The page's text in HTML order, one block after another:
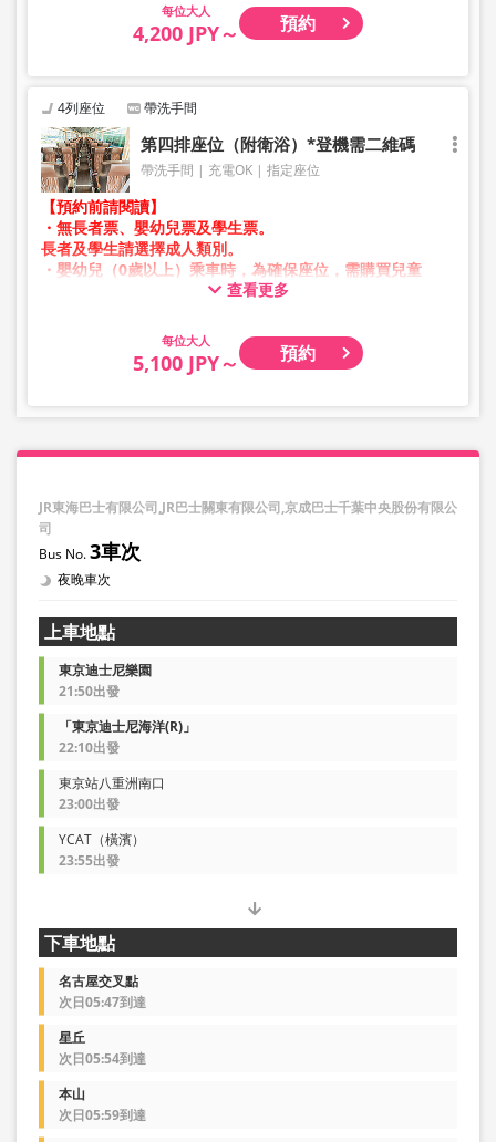
大人
4,200 JPY～ 預約
4列座位 帶洗手間
第四排座位（附衛浴）*登機需二維碼
帶洗手間 充電OK 指定座位
【預約前請閱讀】
・無長者票、嬰幼兒票及學生票。
長者及學生請選擇成人類別。
・嬰幼兒（0歲以上）乘車時，為確保座位，需購買兒童
・凌晨1點至5點期間因系統維護，無法進行預約。
・庫存狀況並非即時顯示。
・部分站點可能不提供相關服務。
查看更多
大人
5,100 JPY～ 預約
JR東海巴士有限公司,JR巴士關東有限公司,京成巴士千葉中央股份有限公
司
3車次
夜晚車次
上車地點
東京迪士尼樂園
21:50出發
「東京迪士尼海洋(R)」
22:10出發
東京站八重洲南口
23:00出發
YCAT（橫濱）
23:55出發
下車地點
名古屋交叉點
次日05:47到達
星丘
次日05:54到達
本山
次日05:59到達